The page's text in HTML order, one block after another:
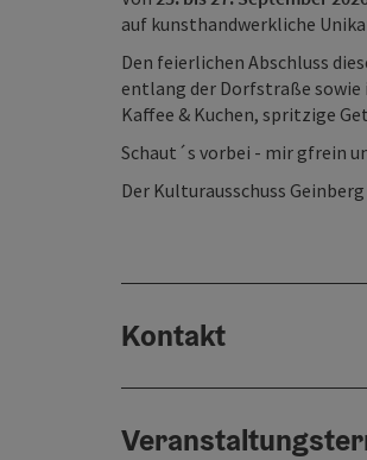
auf kunsthandwerkliche
Den feierlichen Abschluss
entlang der Dorfstraße
Kaffee & Kuchen, spritzige
Schaut´s vorbei - mir gfrein
Der Kulturausschuss Geinberg
Kontakt